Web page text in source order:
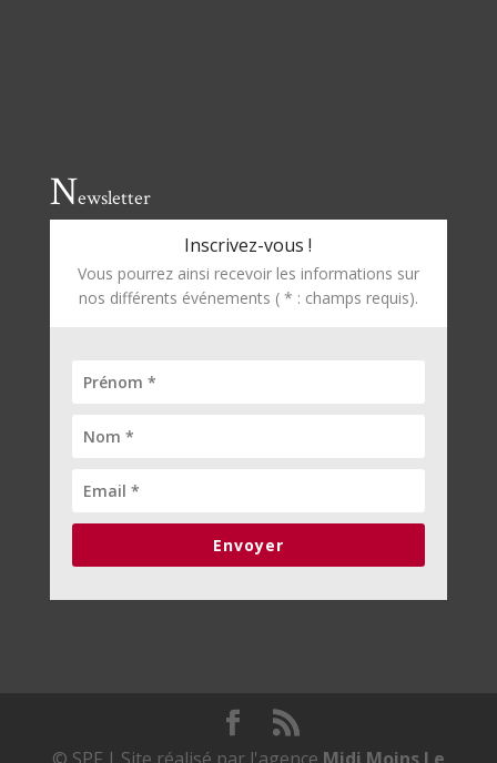
Newsletter
Inscrivez-vous !
Vous pourrez ainsi recevoir les informations sur
nos différents événements ( * : champs requis).
Envoyer